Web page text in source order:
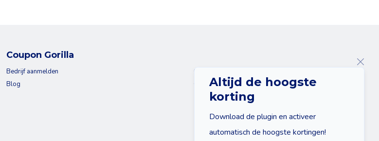
Altijd de hoogste
korting
Download de plugin en activeer
automatisch de hoogste kortingen!
Coupon Gorilla
Bedrijf aanmelden
Blog
Over ons
Contact